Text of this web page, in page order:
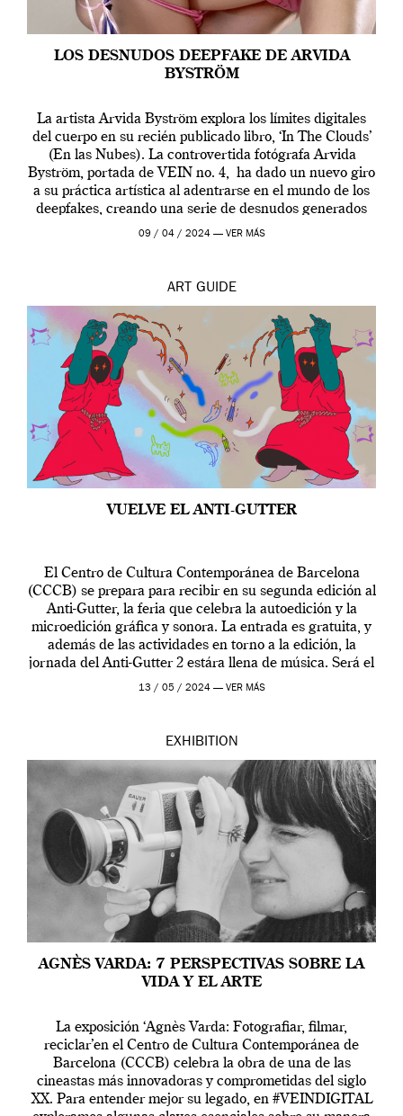
LOS DESNUDOS DEEPFAKE DE ARVIDA
BYSTRÖM
La artista Arvida Byström explora los límites digitales
del cuerpo en su recién publicado libro, ‘In The Clouds’
(En las Nubes). La controvertida fotógrafa Arvida
Byström, portada de VEIN no. 4, ha dado un nuevo giro
a su práctica artística al adentrarse en el mundo de los
deepfakes, creando una serie de desnudos generados
por […]
09 / 04 / 2024 — VER MÁS
ART GUIDE
VUELVE EL ANTI-GUTTER
El Centro de Cultura Contemporánea de Barcelona
(CCCB) se prepara para recibir en su segunda edición al
Anti-Gutter, la feria que celebra la autoedición y la
microedición gráfica y sonora. La entrada es gratuita, y
además de las actividades en torno a la edición, la
jornada del Anti-Gutter 2 estára llena de música. Será el
[…]
13 / 05 / 2024 — VER MÁS
EXHIBITION
AGNÈS VARDA: 7 PERSPECTIVAS SOBRE LA
VIDA Y EL ARTE
La exposición ‘Agnès Varda: Fotografiar, filmar,
reciclar’en el Centro de Cultura Contemporánea de
Barcelona (CCCB) celebra la obra de una de las
cineastas más innovadoras y comprometidas del siglo
XX. Para entender mejor su legado, en #VEINDIGITAL